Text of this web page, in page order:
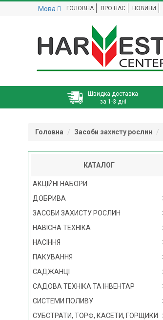
Мова ГОЛОВНА ПРО НАС НОВИНИ
Швидка доставка
за 1-3 дні
Головна Засоби захисту рослин
КАТАЛОГ
АКЦІЙНІ НАБОРИ
ДОБРИВА
ЗАСОБИ ЗАХИСТУ РОСЛИН
НАВІСНА ТЕХНІКА
НАСІННЯ
ПАКУВАННЯ
САДЖАНЦІ
САДОВА ТЕХНІКА ТА ІНВЕНТАР
СИСТЕМИ ПОЛИВУ
СУБСТРАТИ, ТОРФ, КАСЕТИ, ГОРЩИКИ